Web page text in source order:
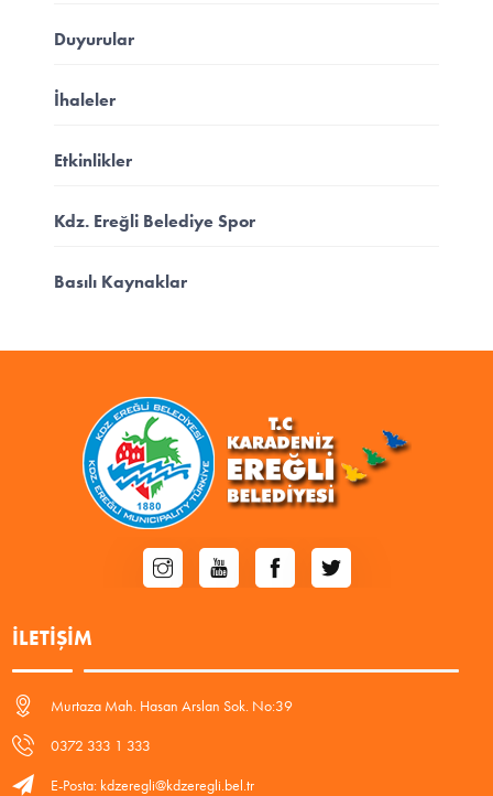
Duyurular
İhaleler
Etkinlikler
Kdz. Ereğli Belediye Spor
Basılı Kaynaklar
İLETIŞIM
Murtaza Mah. Hasan Arslan Sok. No:39
0372 333 1 333
E-Posta: kdzeregli@kdzeregli.bel.tr